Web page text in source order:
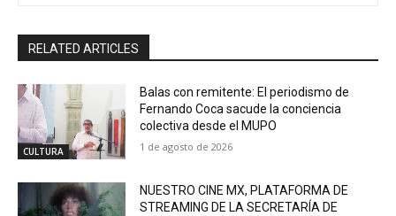
RELATED ARTICLES
CULTURA
Balas con remitente: El periodismo de
Fernando Coca sacude la conciencia
colectiva desde el MUPO
1 de agosto de 2026
NUESTRO CINE MX, PLATAFORMA DE
STREAMING DE LA SECRETARÍA DE